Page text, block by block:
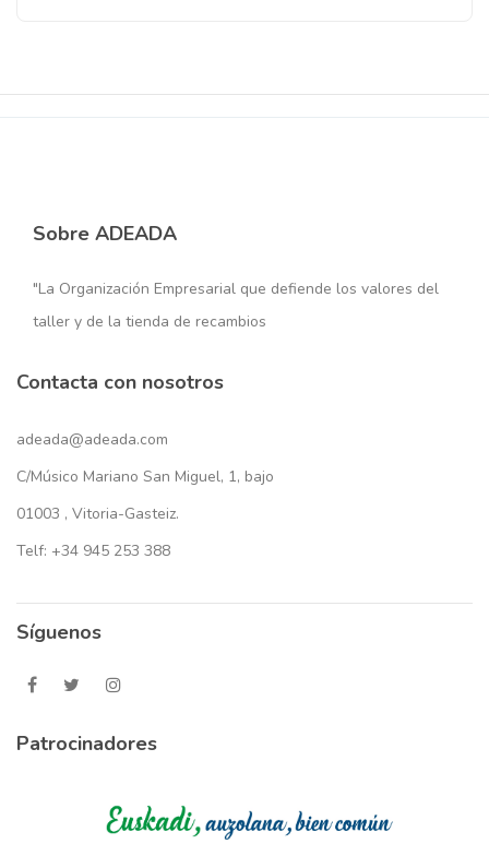
Sobre ADEADA
"La Organización Empresarial que defiende los valores del
taller y de la tienda de recambios
Contacta con nosotros
adeada@adeada.com
C/Músico Mariano San Miguel, 1, bajo
01003 , Vitoria-Gasteiz.
Telf: +34 945 253 388
Síguenos
Patrocinadores